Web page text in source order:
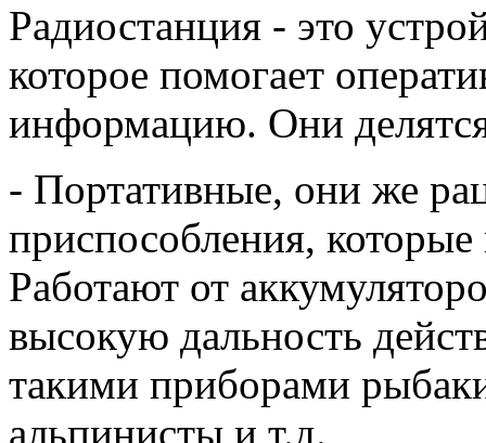
Радиостанция - это
которое помогает
информацию. Они
- Портативные, они же
приспособления,
Работают от
высокую дальность
такими приборами
альпинисты и т.д.